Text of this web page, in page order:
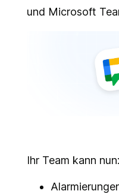
und Microsoft
Ihr Team kann nun: